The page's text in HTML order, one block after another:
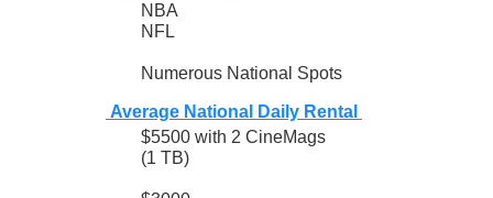
NBA
NFL
Numerous National Spots
Average National Daily Rental
$5500 with 2 CineMags
(1 TB)